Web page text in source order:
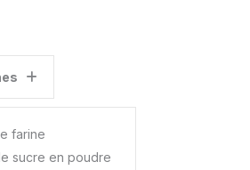
farine
sucre en poudre